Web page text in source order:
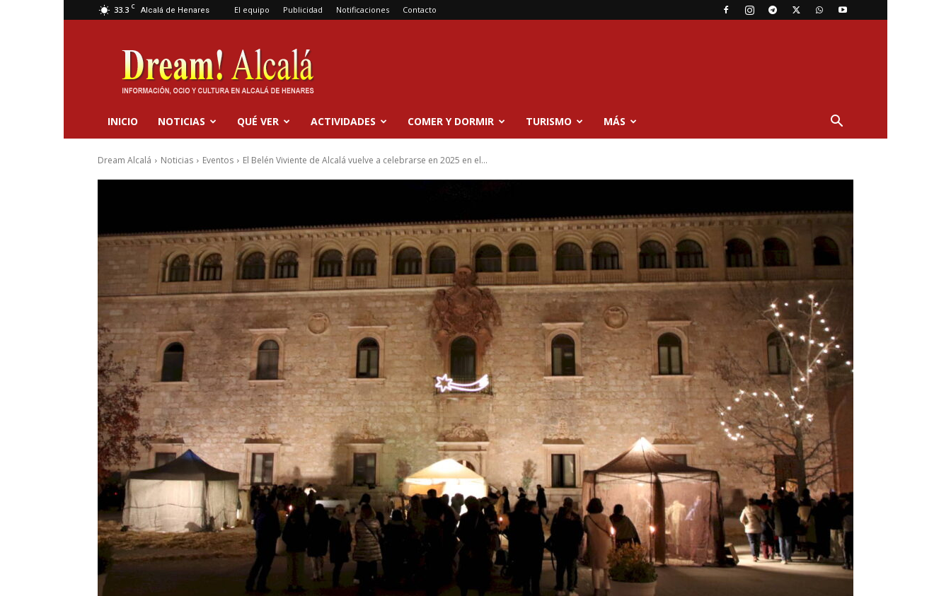
33.3 C Alcalá de Henares El equipo Publicidad Notificaciones Contacto
Dream
Alcalá
INICIO NOTICIAS QUÉ VER ACTIVIDADES COMER Y DORMIR TURISMO MÁS
Dream Alcalá Noticias Eventos El Belén Viviente de Alcalá vuelve a celebrarse en 2025 en el...